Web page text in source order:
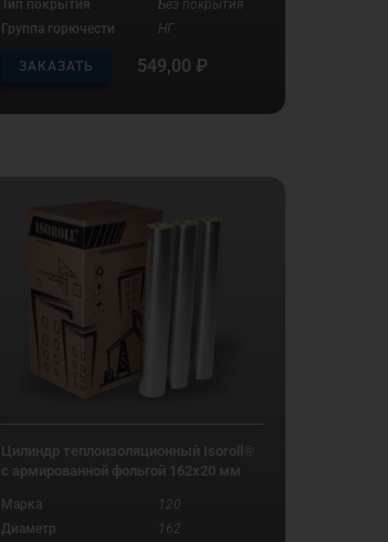
Тип покрытия
Без покрытия
Группа горючести
НГ
ЗАКАЗАТЬ 549,00 ₽
Цилиндр теплоизоляционный Isoroll®
с армированной фольгой 162х20 мм
Марка
120
Диаметр
162